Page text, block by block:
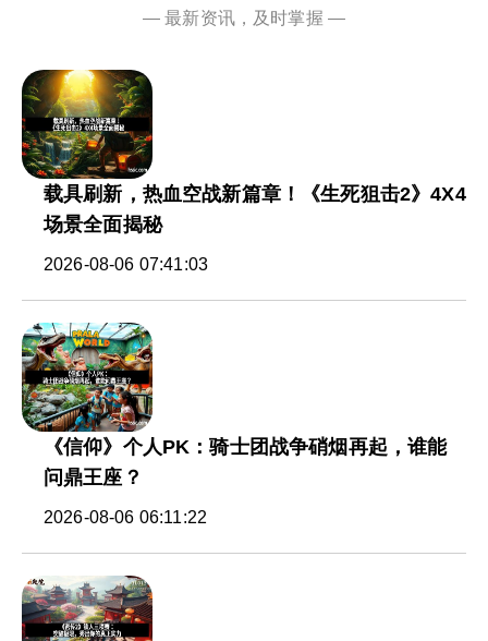
— 最新资讯，及时掌握 —
载具刷新，热血空战新篇章！《生死狙击2》4X4
场景全面揭秘
2026-08-06 07:41:03
《信仰》个人PK：骑士团战争硝烟再起，谁能
问鼎王座？
2026-08-06 06:11:22